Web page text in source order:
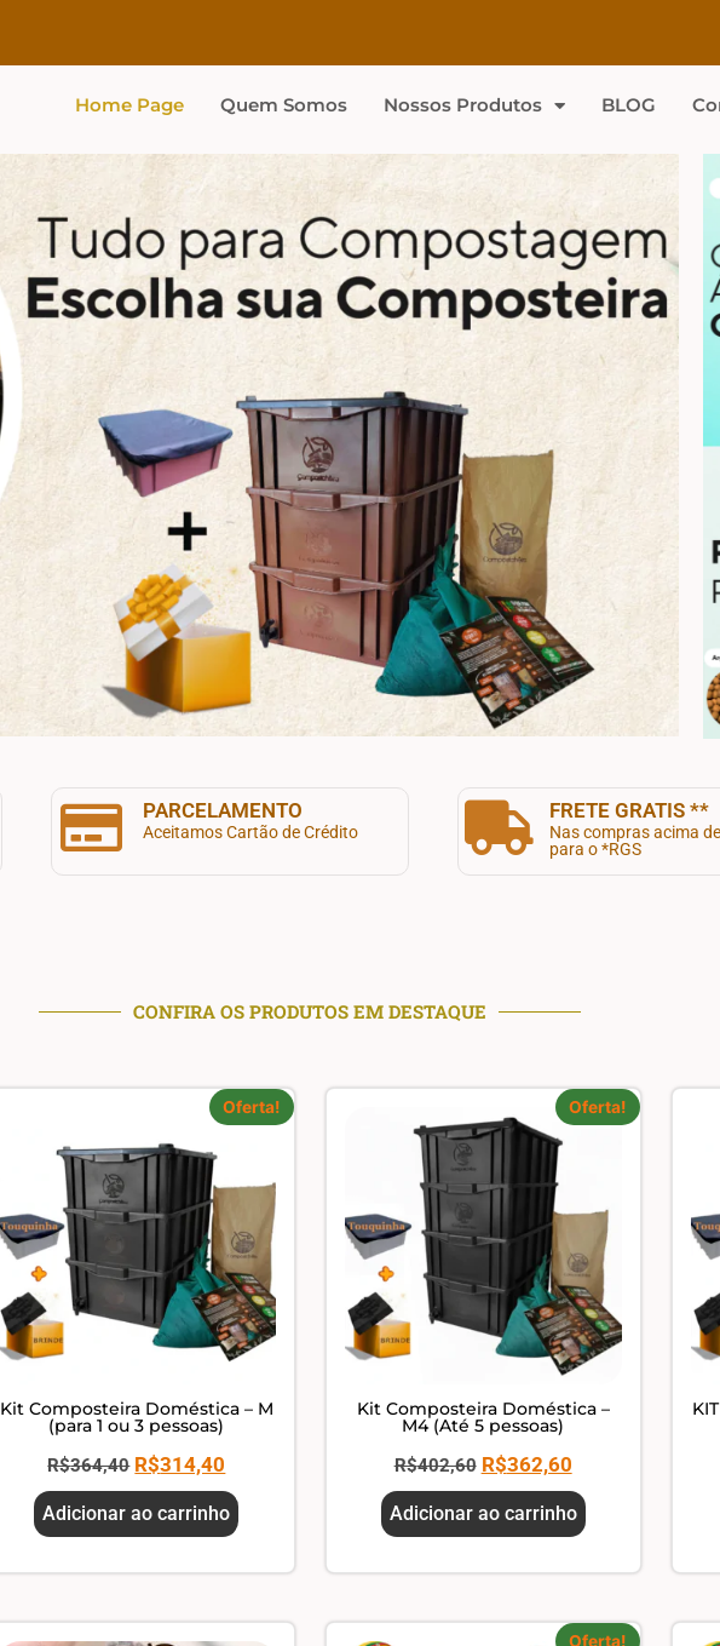
Home Page Quem Somos Nossos Produtos BLOG
PARCELAMENTO
Aceitamos Cartão de Crédito
FRETE GRATIS **
Nas compras acima
para o *RGS
CONFIRA OS PRODUTOS EM DESTAQUE
Oferta!
Kit Composteira Doméstica – M
(para 1 ou 3 pessoas)
R$364,40 R$314,40
Adicionar ao carrinho
Oferta!
Kit Composteira Doméstica –
M4 (Até 5 pessoas)
R$402,60 R$362,60
Adicionar ao carrinho
Oferta!